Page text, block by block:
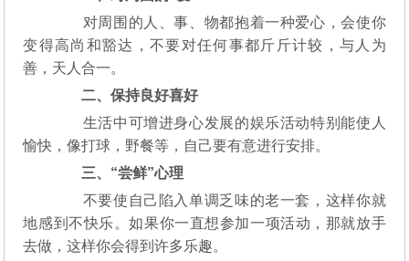
对周围的人、事、物都抱着一种爱心，会使你
变得高尚和豁达，不要对任何事都斤斤计较，与人为
善，天人合一。
二、保持良好喜好
生活中可增进身心发展的娱乐活动特别能使人
愉快，像打球，野餐等，自己要有意进行安排。
三、“尝鲜”心理
不要使自己陷入单调乏味的老一套，这样你就
地感到不快乐。如果你一直想参加一项活动，那就放手
去做，这样你会得到许多乐趣。